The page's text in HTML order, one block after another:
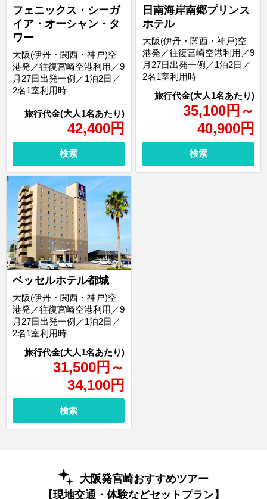
フェニックス・シーガ
イア・オーシャン・タ
ワー
42,400円
大阪(伊丹・関西・神戸)空
港発／往復宮崎空港利用／9
月27日出発一例／1泊2日／
2名1室利用時
検索
日南海岸南郷プリンス
ホテル
35,100円 ～
40,900円
大阪(伊丹・関西・神戸)空
港発／往復宮崎空港利用／9
月27日出発一例／1泊2日／
2名1室利用時
検索
ベッセルホテル都城
31,500円 ～
34,100円
大阪(伊丹・関西・神戸)空
港発／往復宮崎空港利用／9
月27日出発一例／1泊2日／
2名1室利用時
検索
大阪発宮崎おすすめツアー
【現地交通・体験などセットプラン】